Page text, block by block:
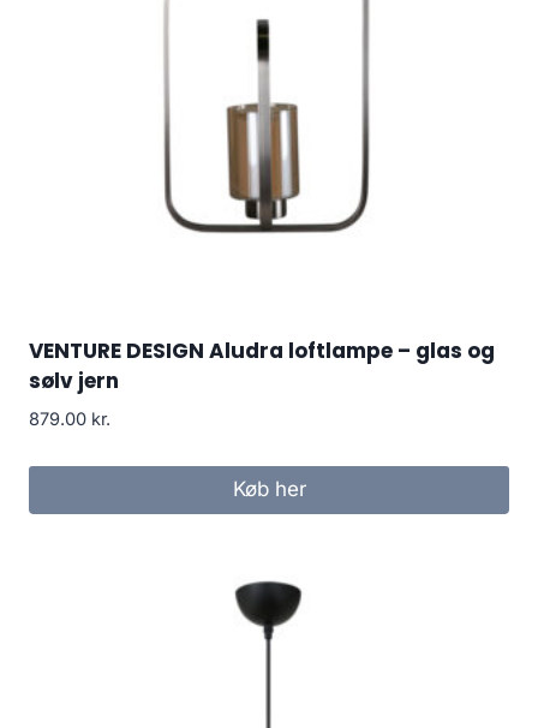
VENTURE DESIGN Aludra loftlampe – glas og
sølv jern
879.00 kr.
Køb her